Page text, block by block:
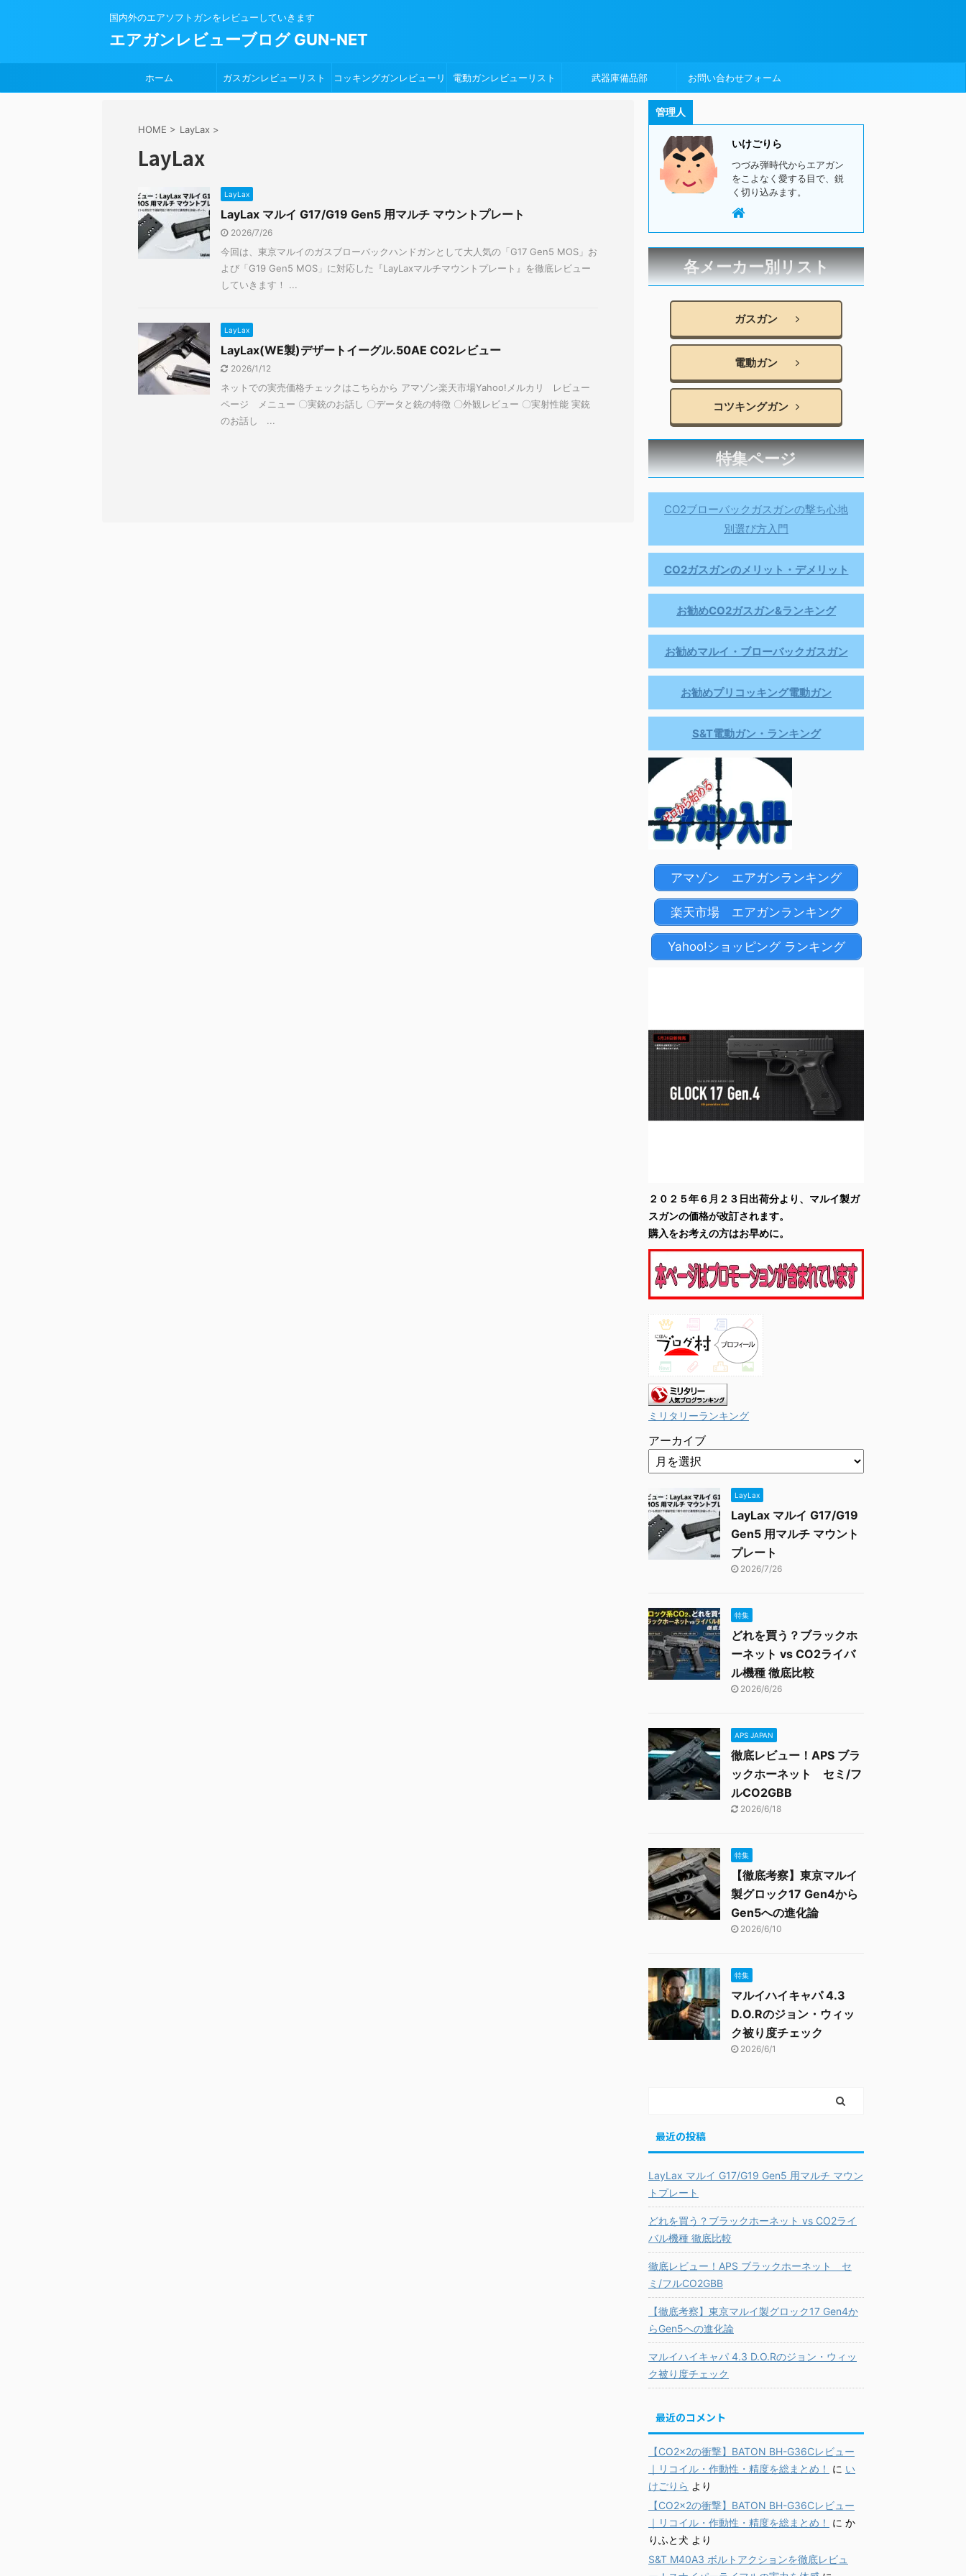
国内外のエアソフトガンをレビューしていきます
エアガンレビューブログ GUN-NET
ホーム ガスガンレビューリスト コッキングガンレビューリ 電動ガンレビューリスト 武器庫備品部 お問い合わせフォーム
HOME > LayLax >
LayLax
LayLax
LayLax マルイ G17/G19 Gen5 用マルチ マウントプレート
2026/7/26
今回は、東京マルイのガスブローバックハンドガンとして大人気の「G17 Gen5 MOS」お
よび「G19 Gen5 MOS」に対応した『LayLaxマルチマウントプレート』を徹底レビュー
していきます！ ...
LayLax
LayLax(WE製)デザートイーグル.50AE CO2レビュー
2026/1/12
ネットでの実売価格チェックはこちらから アマゾン楽天市場Yahoo!メルカリ レビュー
ページ メニュー 〇実銃のお話し 〇データと銃の特徴 〇外観レビュー 〇実射性能 実銃
のお話し ...
管理人
いけごりら
つづみ弾時代からエアガン
をこよなく愛する目で、鋭
く切り込みます。
各メーカー別リスト
ガスガン
電動ガン
コツキングガン
特集ページ
CO2ブローバックガスガンの撃ち心地
別選び方入門
CO2ガスガンのメリット・デメリット
お勧めCO2ガスガン&ランキング
お勧めマルイ・ブローバックガスガン
お勧めプリコッキング電動ガン
S&T電動ガン・ランキング
アマゾン エアガンランキング
楽天市場 エアガンランキング
Yahoo!ショッピング ランキング
２０２５年６月２３日出荷分より、マルイ製ガ
スガンの価格が改訂されます。
購入をお考えの方はお早めに。
ミリタリーランキング
アーカイブ
LayLax
LayLax マルイ G17/G19
Gen5 用マルチ マウント
プレート
2026/7/26
特集
どれを買う？ブラックホ
ーネット vs CO2ライバ
ル機種 徹底比較
2026/6/26
APS JAPAN
徹底レビュー！APS ブラ
ックホーネット セミ/フ
ルCO2GBB
2026/6/18
特集
【徹底考察】東京マルイ
製グロック17 Gen4から
Gen5への進化論
2026/6/10
特集
マルイハイキャパ 4.3
D.O.Rのジョン・ウィッ
ク被り度チェック
2026/6/1
最近の投稿
LayLax マルイ G17/G19 Gen5 用マルチ マウン
トプレート
どれを買う？ブラックホーネット vs CO2ライ
バル機種 徹底比較
徹底レビュー！APS ブラックホーネット セ
ミ/フルCO2GBB
【徹底考察】東京マルイ製グロック17 Gen4か
らGen5への進化論
マルイハイキャパ 4.3 D.O.Rのジョン・ウィッ
ク被り度チェック
最近のコメント
【CO2×2の衝撃】BATON BH-G36Cレビュー
｜リコイル・作動性・精度を総まとめ！
に い
けごりら より
【CO2×2の衝撃】BATON BH-G36Cレビュー
｜リコイル・作動性・精度を総まとめ！
に か
りふと犬 より
S&T M40A3 ボルトアクションを徹底レビュ